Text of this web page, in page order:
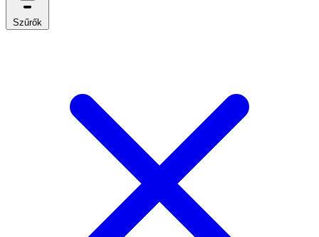
Szűrők